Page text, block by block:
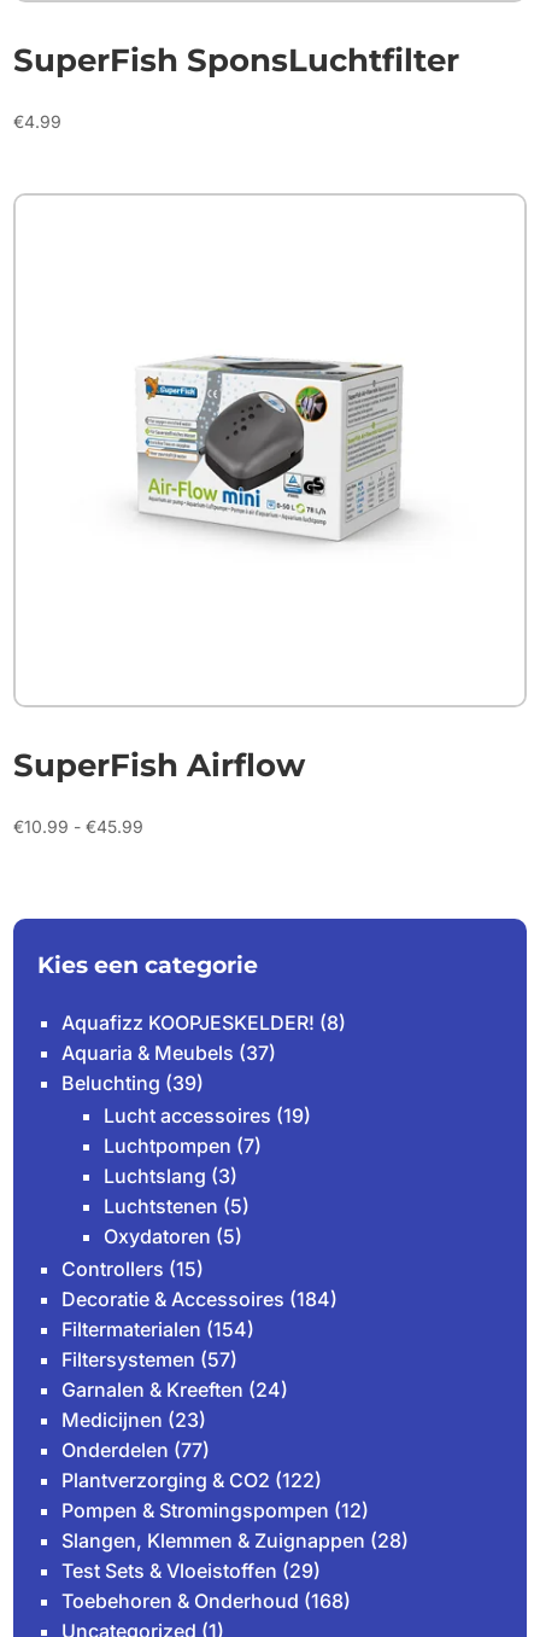
SuperFish SponsLuchtfilter
€4.99
SuperFish Airflow
€10.99 - €45.99
Kies een categorie
Aquafizz KOOPJESKELDER! (8)
Aquaria & Meubels (37)
Beluchting (39)
Lucht accessoires (19)
Luchtpompen (7)
Luchtslang (3)
Luchtstenen (5)
Oxydatoren (5)
Controllers (15)
Decoratie & Accessoires (184)
Filtermaterialen (154)
Filtersystemen (57)
Garnalen & Kreeften (24)
Medicijnen (23)
Onderdelen (77)
Plantverzorging & CO2 (122)
Pompen & Stromingspompen (12)
Slangen, Klemmen & Zuignappen (28)
Test Sets & Vloeistoffen (29)
Toebehoren & Onderhoud (168)
Uncategorized (1)